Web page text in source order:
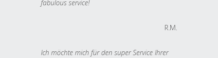
fabulous service!
R.M.
Ich möchte mich für den super Service Ihrer